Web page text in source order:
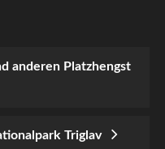
anderen Platzhengst
Triglav